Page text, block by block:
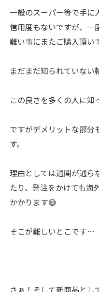
一般のスーパー等で手に
信用度もないですが、一
難い事にまたご購入頂い
まだまだ知られていない
この良さを多くの人に知
ですがデメリットな部分
す。
理由としては通関が通ら
たり、発注をかけても海
かかります😅
そこが難しいとこです…
さぁ！そして新商品とし